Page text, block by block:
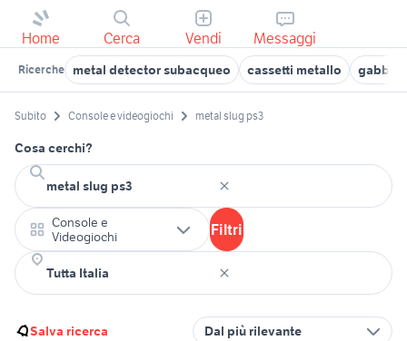
Home Cerca Vendi Messaggi
Ricerche metal detector subacqueo cassetti metallo gabbia
Subito Console e videogiochi metal slug ps3
Cosa cerchi?
Console e
Videogiochi
Filtri
Salva ricerca Dal più rilevante